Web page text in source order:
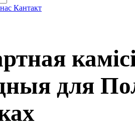
Кантакт
для